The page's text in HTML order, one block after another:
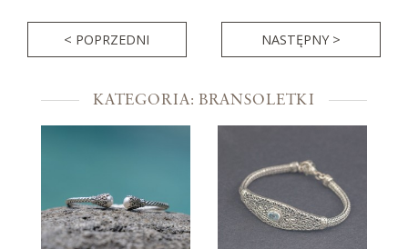
< POPRZEDNI NASTĘPNY >
KATEGORIA: BRANSOLETKI